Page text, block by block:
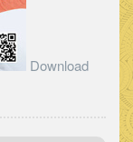
Download